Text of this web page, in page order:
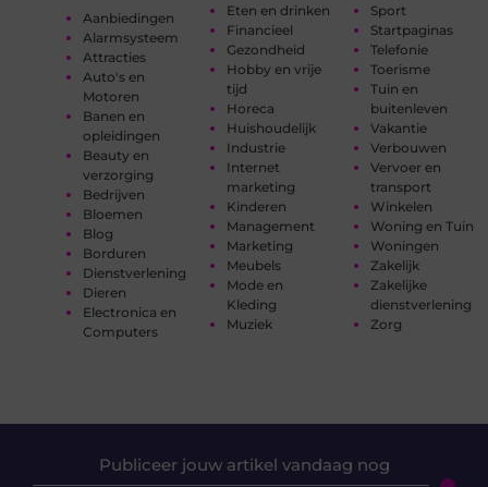
Aanbiedingen
Alarmsysteem
Attracties
Auto's en
Motoren
Banen en
opleidingen
Beauty en
verzorging
Bedrijven
Bloemen
Blog
Borduren
Dienstverlening
Dieren
Electronica en
Computers
Eten en drinken
Financieel
Gezondheid
Hobby en vrije
tijd
Horeca
Huishoudelijk
Industrie
Internet
marketing
Kinderen
Management
Marketing
Meubels
Mode en
Kleding
Muziek
Sport
Startpaginas
Telefonie
Toerisme
Tuin en
buitenleven
Vakantie
Verbouwen
Vervoer en
transport
Winkelen
Woning en Tuin
Woningen
Zakelijk
Zakelijke
dienstverlening
Zorg
Publiceer jouw artikel vandaag nog